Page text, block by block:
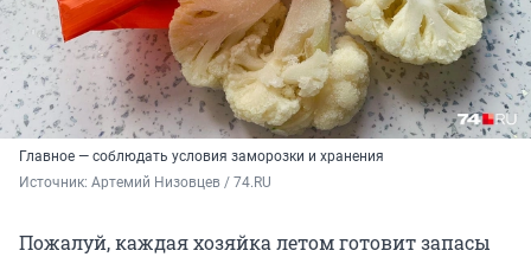
Главное — соблюдать условия заморозки и хранения
Источник: Артемий Низовцев / 74.RU
Пожалуй, каждая хозяйка летом готовит запасы